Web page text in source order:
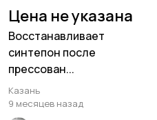
Цена не указана
Восстанавливает
синтепон после
прессован...
Казань
9 месяцев назад